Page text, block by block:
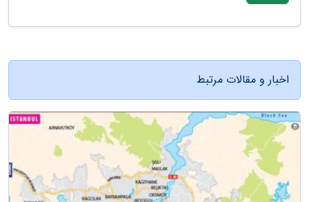
اخبار و مقالات مرتبط